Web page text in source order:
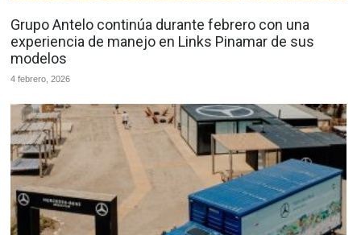
Grupo Antelo continúa durante febrero con una
experiencia de manejo en Links Pinamar de sus
modelos
4 febrero, 2026